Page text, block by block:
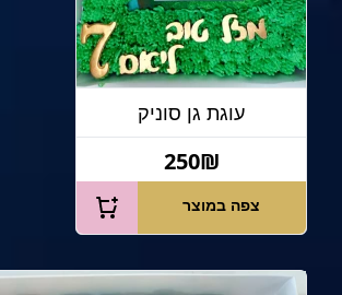
עוגת גן סוניק
250₪
צפה במוצר